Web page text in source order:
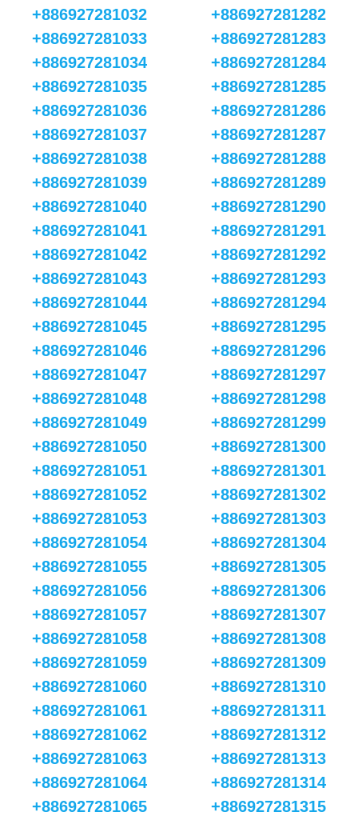
+886927281032
+886927281033
+886927281034
+886927281035
+886927281036
+886927281037
+886927281038
+886927281039
+886927281040
+886927281041
+886927281042
+886927281043
+886927281044
+886927281045
+886927281046
+886927281047
+886927281048
+886927281049
+886927281050
+886927281051
+886927281052
+886927281053
+886927281054
+886927281055
+886927281056
+886927281057
+886927281058
+886927281059
+886927281060
+886927281061
+886927281062
+886927281063
+886927281064
+886927281065
+886927281282
+886927281283
+886927281284
+886927281285
+886927281286
+886927281287
+886927281288
+886927281289
+886927281290
+886927281291
+886927281292
+886927281293
+886927281294
+886927281295
+886927281296
+886927281297
+886927281298
+886927281299
+886927281300
+886927281301
+886927281302
+886927281303
+886927281304
+886927281305
+886927281306
+886927281307
+886927281308
+886927281309
+886927281310
+886927281311
+886927281312
+886927281313
+886927281314
+886927281315